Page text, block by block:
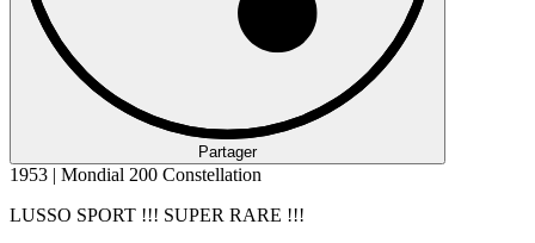
Partager
1953 | Mondial 200 Constellation
LUSSO SPORT !!! SUPER RARE !!!